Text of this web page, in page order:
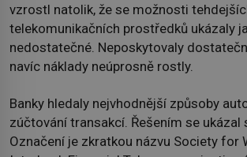
vzrostl natolik, že se možnosti
telekomunikačních prostředků ukázaly
nedostatečné. Neposkytovaly
navíc náklady neúprosně rostly.
Banky hledaly nejvhodnější způsoby
zúčtování transakcí. Řešením se ukázal
Označení je zkratkou názvu Society for